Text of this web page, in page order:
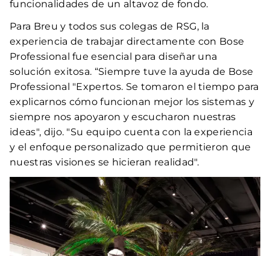
funcionalidades de un altavoz de fondo.
Para Breu y todos sus colegas de RSG, la
experiencia de trabajar directamente con Bose
Professional fue esencial para diseñar una
solución exitosa. “Siempre tuve la ayuda de Bose
Professional "Expertos. Se tomaron el tiempo para
explicarnos cómo funcionan mejor los sistemas y
siempre nos apoyaron y escucharon nuestras
ideas", dijo. "Su equipo cuenta con la experiencia
y el enfoque personalizado que permitieron que
nuestras visiones se hicieran realidad".